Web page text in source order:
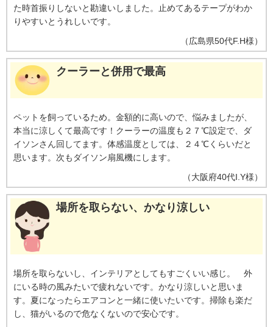
た時首振りしないと勘違いしました。止めてあるテープがわか
りやすいとうれしいです。
（広島県50代F.H様）
クーラーと併用で最高
ペットを飼っているため。金額的に高いので、悩みましたが、
本当に涼しくて最高です！クーラーの温度も２７℃設定で、ダ
イソンさん回してます。体感温度としては、２４℃くらいだと
思います。次もダイソン扇風機にします。
（大阪府40代I.Y様）
場所を取らない、かなり涼しい
場所を取らないし、インテリアとしてもすごくいい感じ。 外
にいる時の風みたいで疲れないです。かなり涼しいと思いま
す。夏になったらエアコンと一緒に使いたいです。掃除も楽だ
し、猫がいるので危なくないので安心です。